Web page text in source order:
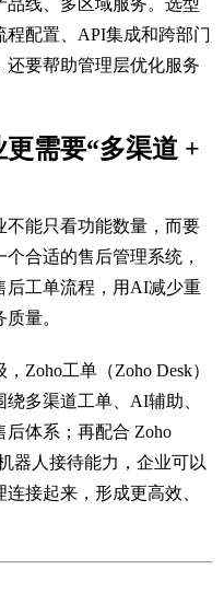
配置、API集成和跨部门
要帮助管理层优化服务
需要“多渠道 +
不能只看功能数量，而要
合适的售后管理系统，
后工单流程，用AI减少重
量。
Zoho工单（Zoho Desk）
多渠道工单、AI辅助、
体系；再配合 Zoho
器人接待能力，企业可以
接起来，形成更高效、